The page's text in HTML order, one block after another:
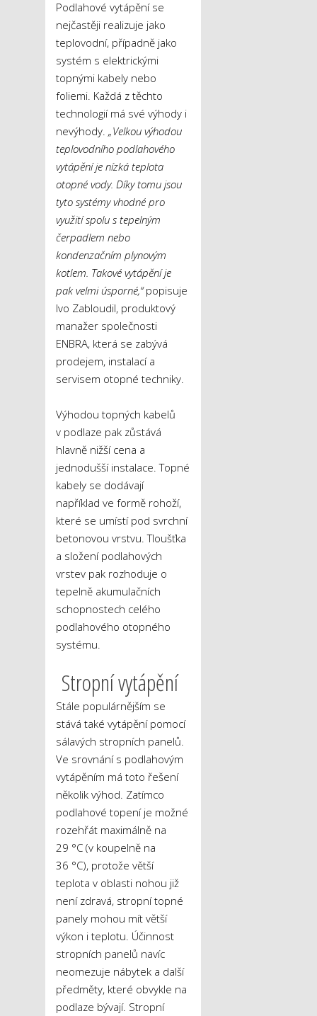
Podlahové vytápění se
nejčastěji realizuje jako
teplovodní, případně jako
systém s elektrickými
topnými kabely nebo
foliemi. Každá z těchto
technologií má své výhody i
nevýhody. „Velkou výhodou
teplovodního podlahového
vytápění je nízká teplota
otopné vody. Díky tomu jsou
tyto systémy vhodné pro
využití spolu s tepelným
čerpadlem nebo
kondenzačním plynovým
kotlem. Takové vytápění je
pak velmi úsporné,“popisuje
Ivo Zabloudil, produktový
manažer společnosti
ENBRA, která se zabývá
prodejem, instalací a
servisem otopné techniky.
Výhodou topných kabelů
v podlaze pak zůstává
hlavně nižší cena a
jednodušší instalace. Topné
kabely se dodávají
například ve formě rohoží,
které se umístí pod svrchní
betonovou vrstvu. Tloušťka
a složení podlahových
vrstev pak rozhoduje o
tepelně akumulačních
schopnostech celého
podlahového otopného
systému.
Stropní vytápění
Stále populárnějším se
stává také vytápění pomocí
sálavých stropních panelů.
Ve srovnání s podlahovým
vytápěním má toto řešení
několik výhod. Zatímco
podlahové topení je možné
rozehřát maximálně na
29 °C (v koupelně na
36 °C), protože větší
teplota v oblasti nohou již
není zdravá, stropní topné
panely mohou mít větší
výkon i teplotu. Účinnost
stropních panelů navíc
neomezuje nábytek a další
předměty, které obvykle na
podlaze bývají. Stropní